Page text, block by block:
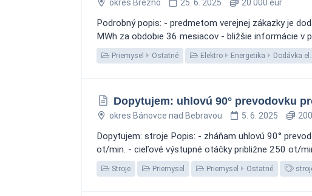
okres Brezno 25. 6. 2025 20 000 eur
Podrobný popis: - predmetom verejnej zákazky je
MWh za obdobie 36 mesiacov - bližšie informácie v
Priemysel Ostatné Elektro Energetika Dodávka
Dopytujem: uhlovú 90° prevodovku
okres Bánovce nad Bebravou 5. 6. 2025
Dopytujem: stroje Popis: - zháňam uhlovú 90°
ot/min. - cieľové výstupné otáčky približne 250 ot/
Stroje Priemysel Priemysel Ostatné